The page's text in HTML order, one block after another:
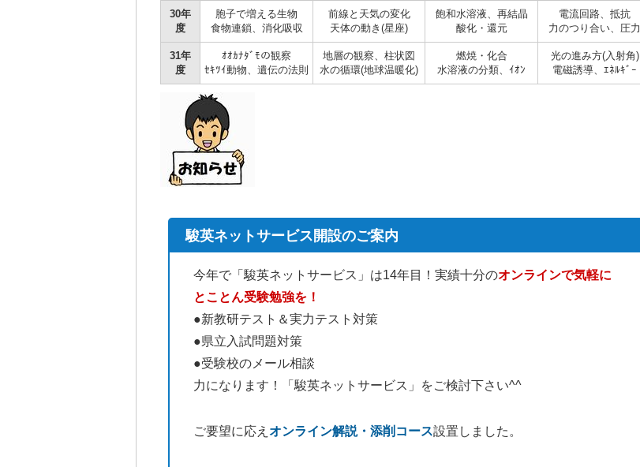
30年
度
胞子で増える生物
食物連鎖、消化吸収
前線と天気の変化
天体の動き(星座)
飽和水溶液、再結晶
酸化・還元
電流回路、抵抗
力のつり合い、圧力
31年
度
ｵｵｶﾅﾀﾞﾓの観察
ｾｷﾂｲ動物、遺伝の法則
地層の観察、柱状図
水の循環(地球温暖化)
燃焼・化合
水溶液の分類、ｲｵﾝ
光の進み方(入射角)
電磁誘導、ｴﾈﾙｷﾞｰ
駿英ネットサービス開設のご案内
今年で「駿英ネットサービス」は14年目！実績十分のオンラインで気軽に
とことん受験勉強を！
●新教研テスト＆実力テスト対策
●県立入試問題対策
●受験校のメール相談
力になります！「駿英ネットサービス」をご検討下さい^^
ご要望に応え オンライン解説・添削コース設置しました。